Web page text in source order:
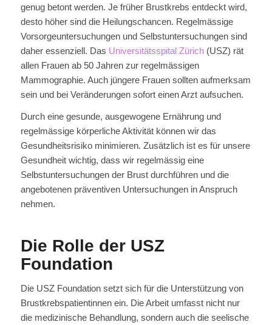
genug betont werden. Je früher Brustkrebs entdeckt wird,
desto höher sind die Heilungschancen. Regelmässige
Vorsorgeuntersuchungen und Selbstuntersuchungen sind
daher essenziell. Das Universitätsspital Zürich(USZ) rät
allen Frauen ab 50 Jahren zur regelmässigen
Mammographie. Auch jüngere Frauen sollten aufmerksam
sein und bei Veränderungen sofort einen Arzt aufsuchen.
Durch eine gesunde, ausgewogene Ernährung und
regelmässige körperliche Aktivität können wir das
Gesundheitsrisiko minimieren. Zusätzlich ist es für unsere
Gesundheit wichtig, dass wir regelmässig eine
Selbstuntersuchungen der Brust durchführen und die
angebotenen präventiven Untersuchungen in Anspruch
nehmen.
Die Rolle der USZ
Foundation
Die USZ Foundation setzt sich für die Unterstützung von
Brustkrebspatientinnen ein. Die Arbeit umfasst nicht nur
die medizinische Behandlung, sondern auch die seelische